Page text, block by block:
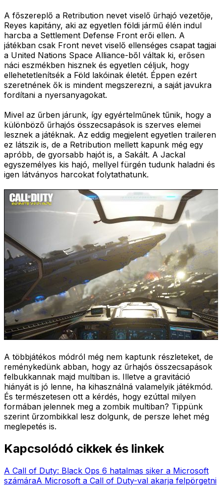
A főszereplő a Retribution nevet viselő űrhajó vezetője,
Reyes kapitány, aki az egyetlen földi jármű élén indul
harcba a Settlement Defense Front erői ellen. A
játékban csak Front nevet viselő ellenséges csapat tagjai
a United Nations Space Alliance-ből váltak ki, erősen
náci eszmékben hisznek és egyetlen céljuk, hogy
ellehetetlenítsék a Föld lakóinak életét. Éppen ezért
szeretnének ők is mindent megszerezni, a saját javukra
fordítani a nyersanyagokat.
Mivel az űrben járunk, így egyértelműnek tűnik, hogy a
különböző űrhajós összecsapások is szerves elemei
lesznek a játéknak. Az eddig megjelent egyetlen traileren
ez látszik is, de a Retribution mellett kapunk még egy
apróbb, de gyorsabb hajót is, a Sakált. A Jackal
egyszemélyes kis hajó, mellyel fürgén tudunk haladni és
igen látványos harcokat folytathatunk.
A többjátékos módról még nem kaptunk részleteket, de
reménykedünk abban, hogy az űrhajós összecsapások
felbukkannak majd multiban is. Illetve a gravitáció
hiányát is jó lenne, ha kihasználná valamelyik játékmód.
És természetesen ott a kérdés, hogy ezúttal milyen
formában jelennek meg a zombik multiban? Tippünk
szerint űrzombikkal lesz dolgunk, de persze lehet még
meglepetés is.
Kapcsolódó cikkek és linkek
A Call of Duty: Black Ops 6 hatalmas siker a Microsoft
számáraA Microsoft a Call of Duty-val akarja felpörgetni